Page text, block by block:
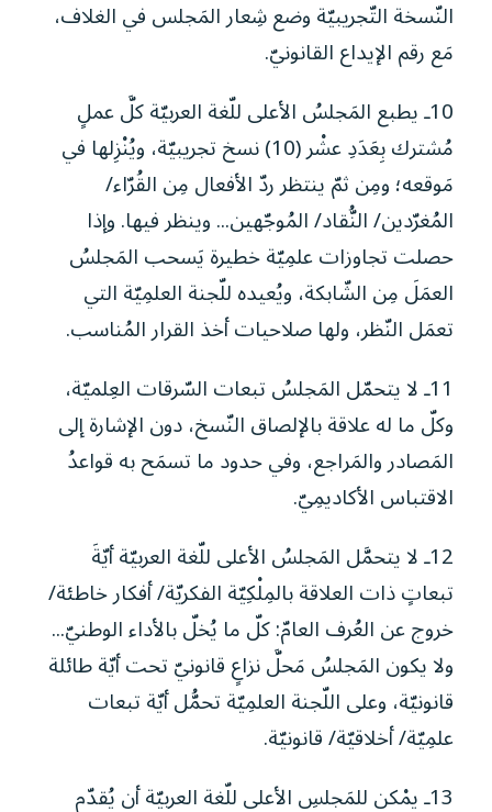
النّسخة التّجريبيّة وضع شِعار المَجلس في الغلاف،
مَع رقم الإيداع القانونيّ.
10ـ يطبع المَجلسُ الأعلى للّغة العربيّة كلَّ عملٍ
مُشترك بِعَدَدِ عشْر (10) نسخ تجريبيّة، ويُنْزِلها في
مَوقعه؛ ومِن ثمّ ينتظر ردّ الأفعال مِن القُرّاء/
المُغرّدين/ النُّقاد/ المُوجّهين... وينظر فيها. وإذا
حصلت تجاوزات علمِيّة خطيرة يَسحب المَجلسُ
العمَلَ مِن الشّابكة، ويُعيده للّجنة العلمِيّة التي
تعمَل النّظر، ولها صلاحيات أخذ القرار المُناسب.
11ـ لا يتحمّل المَجلسُ تبعات السّرقات العِلميّة،
وكلّ ما له علاقة بالإلصاق النّسخ، دون الإشارة إلى
المَصادر والمَراجع، وفي حدود ما تسمَح به قواعدُ
الاقتباس الأكاديمِيّ.
12ـ لا يتحمَّل المَجلسُ الأعلى للّغة العربيّة أيّةَ
تبعاتٍ ذات العلاقة بالمِلْكِيّة الفكريّة/ أفكار خاطئة/
خروج عن العُرف العامّ: كلّ ما يُخلّ بالأداء الوطنيّ...
ولا يكون المَجلسُ مَحلَّ نزاعٍ قانونيّ تحت أيّة طائلة
قانونيّة، وعلى اللّجنة العلمِيّة تحمُّل أيّة تبعات
علمِيّة/ أخلاقيّة/ قانونيّة.
13ـ يمْكن للمَجلسِ الأعلى للّغة العربيّة أن يُقدّم